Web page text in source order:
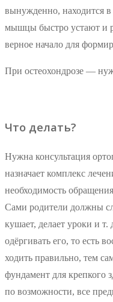
вынужденно, находится в
мышцы быстро устают и
верное начало для
При остеохондрозе —
Что делать?
Нужна консультация
назначает комплекс
необходимость
Сами родители должны
кушает, делает уроки и
одёргивать его, то есть
ходить правильно, тем
фундамент для крепкого
по возможности, все